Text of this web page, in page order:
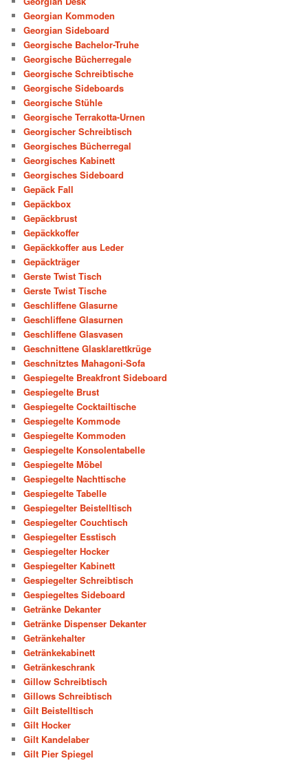
Georgian Kommoden
Georgian Sideboard
Georgische Bachelor-Truhe
Georgische Bücherregale
Georgische Schreibtische
Georgische Sideboards
Georgische Stühle
Georgische Terrakotta-Urnen
Georgischer Schreibtisch
Georgisches Bücherregal
Georgisches Kabinett
Georgisches Sideboard
Gepäck Fall
Gepäckbox
Gepäckbrust
Gepäckkoffer
Gepäckkoffer aus Leder
Gepäckträger
Gerste Twist Tisch
Gerste Twist Tische
Geschliffene Glasurne
Geschliffene Glasurnen
Geschliffene Glasvasen
Geschnittene Glasklarettkrüge
Geschnitztes Mahagoni-Sofa
Gespiegelte Breakfront Sideboard
Gespiegelte Brust
Gespiegelte Cocktailtische
Gespiegelte Kommode
Gespiegelte Kommoden
Gespiegelte Konsolentabelle
Gespiegelte Möbel
Gespiegelte Nachttische
Gespiegelte Tabelle
Gespiegelter Beistelltisch
Gespiegelter Couchtisch
Gespiegelter Esstisch
Gespiegelter Hocker
Gespiegelter Kabinett
Gespiegelter Schreibtisch
Gespiegeltes Sideboard
Getränke Dekanter
Getränke Dispenser Dekanter
Getränkehalter
Getränkekabinett
Getränkeschrank
Gillow Schreibtisch
Gillows Schreibtisch
Gilt Beistelltisch
Gilt Hocker
Gilt Kandelaber
Gilt Pier Spiegel